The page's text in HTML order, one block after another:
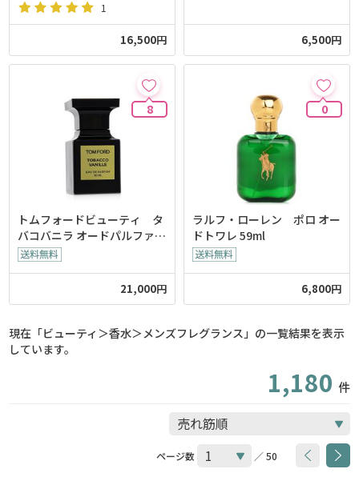
1
16,500円 6,500円
8
トムフォードビューティ タ
バコバニラ オードパルファム
スプレィ 30ml
21,000円
0
ラルフ・ローレン ポロ オー
ドトワレ 59ml
6,800円
現在「ビューティ＞香水＞メンズフレグランス」の一覧結果を表示
しています。
1,180 件
ページ数 ／ 50